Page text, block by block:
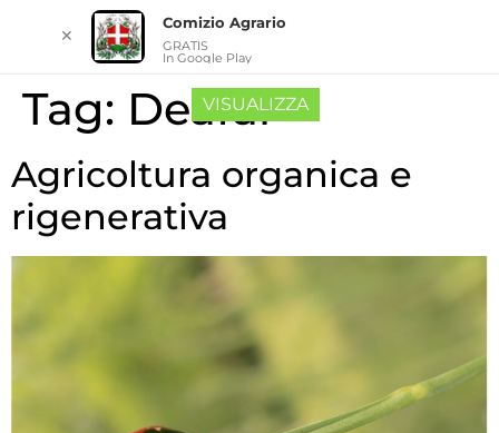
Tag: Deafal
Agricoltura organica e
rigenerativa
✕
Comizio Agrario
GRATIS
In Google Play
VISUALIZZA